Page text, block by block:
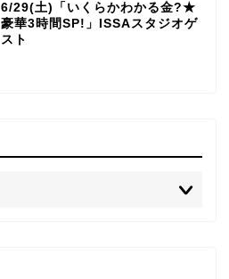
6/29(土)「いくらかわかる金?★
豪華3時間SP!」ISSAスタジオゲ
スト